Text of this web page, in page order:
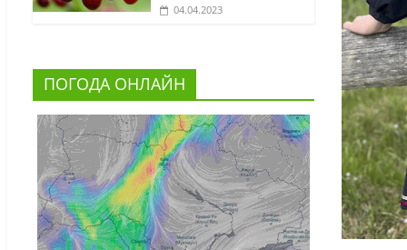
04.04.2023
ПОГОДА ОНЛАЙН